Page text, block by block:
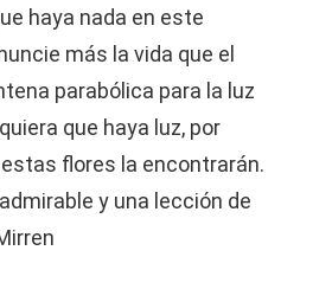
haya nada en este
más la vida que el
parabólica para la luz
que haya luz, por
flores la encontrarán.
y una lección de